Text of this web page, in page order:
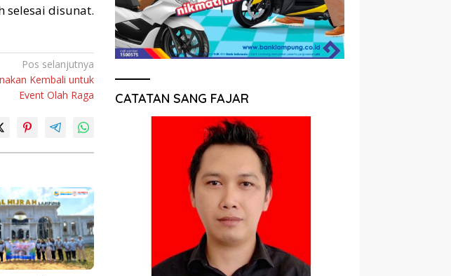
selesai disunat.
Pos selanjutnya
Kembali untuk
Event Olah Raga
CATATAN SANG FAJAR